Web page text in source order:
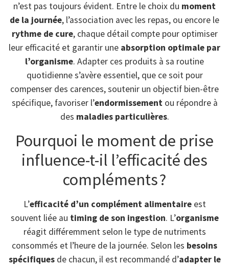
n’est pas toujours évident. Entre le choix du moment
de la journée, l’association avec les repas, ou encore le
rythme de cure, chaque détail compte pour optimiser
leur efficacité et garantir une absorption optimale par
l’organisme. Adapter ces produits à sa routine
quotidienne s’avère essentiel, que ce soit pour
compenser des carences, soutenir un objectif bien-être
spécifique, favoriser l’endormissementou répondre à
des maladies particulières.
Pourquoi le moment de prise
influence-t-il l’efficacité des
compléments ?
L’efficacité d’un complément alimentaireest
souvent liée au timing de son ingestion. L’organisme
réagit différemment selon le type de nutriments
consommés et l’heure de la journée. Selon les besoins
spécifiquesde chacun, il est recommandé d’adapter le